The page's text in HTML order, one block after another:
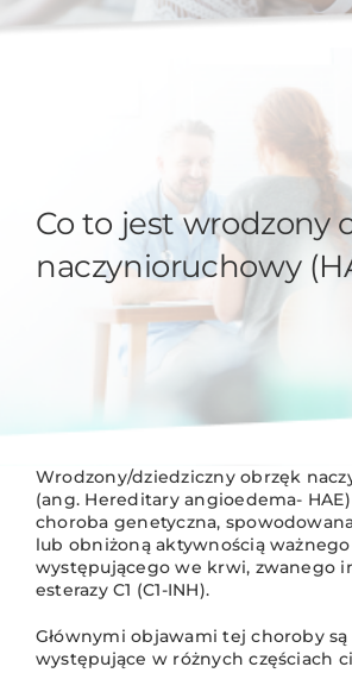
Co to jest wrodzony
naczynioruchowy
Wrodzony/dziedziczny obrzęk
(ang. Hereditary angioedema-
choroba genetyczna,
lub obniżoną aktywnością ważnego
występującego we krwi, zwanego
esterazy C1 (C1-INH).
Głównymi objawami tej choroby
występujące w różnych częściach